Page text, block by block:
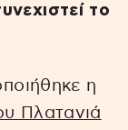
το
η
Πλατανιά